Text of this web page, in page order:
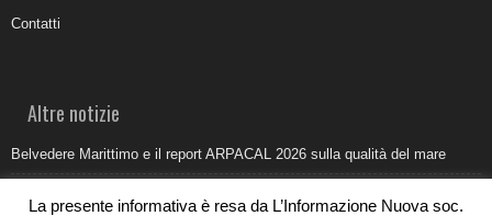
Contatti
Altre notizie
Belvedere Marittimo e il report ARPACAL 2026 sulla qualità del mare
La presente informativa è resa da L’Informazione Nuova soc.